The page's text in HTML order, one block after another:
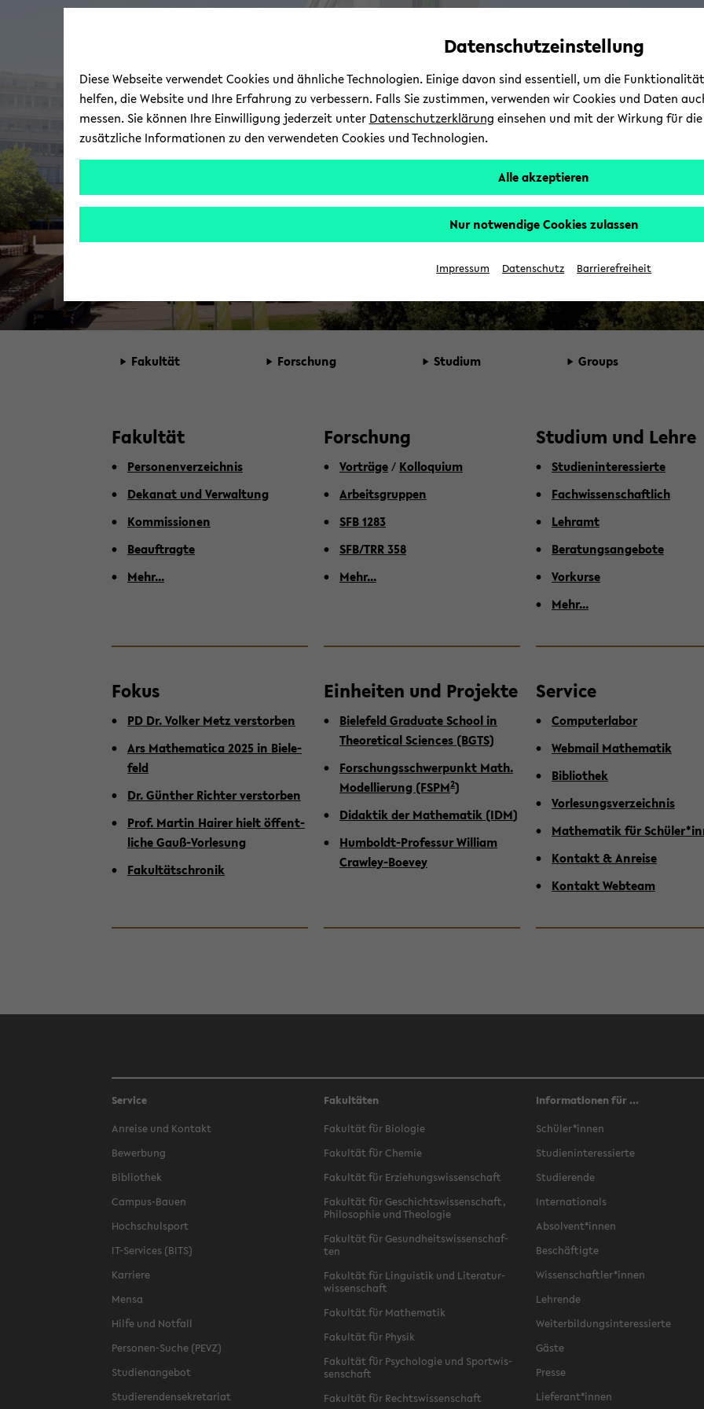
Automatische
vermeiden
zum
wechseln
zum
wechseln
zum
wechseln
Fa­kul­tät For­schung Stu­di­um Groups
Fa­kul­tät
Per­so­nen­ver­zeich­nis
De­ka­nat und Ver­wal­tung
Kom­mis­sio­nen
Be­auf­trag­te
Mehr...
For­schung
Vor­trä­ge/ Kol­lo­qui­um
Ar­beits­grup­pen
SFB 1283
SFB/TRR 358
Mehr...
Stu­di­um und Lehre
Stu­di­en­in­ter­es­sier­te
Fach­wis­sen­schaft­lich
Lehr­amt
Be­ra­tungs­an­ge­bo­te
Vor­kur­se
Mehr...
Fokus
PD Dr. Vol­ker Metz ver­stor­ben
Ars Ma­the­ma­ti­ca 2025 in Bie­le­
feld
Dr. Gün­ther Rich­ter ver­stor­ben
Prof. Mar­tin Hai­rer hielt öf­fent­
li­che Gauß-​Vorlesung
Fa­kul­täts­chro­nik
Ein­hei­ten und Pro­jek­te
Bie­le­feld Gra­dua­te School in
Theo­re­ti­cal Sci­en­ces (BGTS)
For­schungs­schwer­punkt Math.
Mo­del­lie­rung (FSPM2)
Di­dak­tik der Ma­the­ma­tik (IDM)
Humboldt-​Professur Wil­liam
Crawley-​Boevey
Ser­vice
Com­pu­ter­la­bor
Web­mail Ma­the­ma­tik
Bi­blio­thek
Vor­le­sungs­ver­zeich­nis
Ma­the­ma­tik für
Kon­takt & An­rei­se
Kon­takt Web­team
Service
An­rei­se und Kon­takt
Be­wer­bung
Bi­blio­thek
Campus-​Bauen
Hoch­schul­sport
IT-​Services (BITS)
Kar­rie­re
Mensa
Hilfe und Not­fall
Personen-​Suche (PEVZ)
Stu­di­en­an­ge­bot
Stu­die­ren­den­se­kre­ta­ri­at
Fakultäten
Fa­kul­tät für Bio­lo­gie
Fa­kul­tät für Che­mie
Fa­kul­tät für Er­zie­hungs­wis­sen­schaft
Fa­kul­tät für Ge­schichts­wis­sen­schaft,
Phi­lo­so­phie und Theo­lo­gie
Fa­kul­tät für Ge­sund­heits­wis­sen­schaf­
ten
Fa­kul­tät für Lin­gu­is­tik und Li­te­ra­tur­
wis­sen­schaft
Fa­kul­tät für Ma­the­ma­tik
Fa­kul­tät für Phy­sik
Fa­kul­tät für Psy­cho­lo­gie und Sport­wis­
sen­schaft
Fa­kul­tät für Rechts­wis­sen­schaft
Informationen für ...
Schü­ler*innen
Stu­di­en­in­ter­es­sier­te
Stu­die­ren­de
In­ter­na­tio­nals
Ab­sol­vent*innen
Be­schäf­tig­te
Wis­sen­schaft­ler*innen
Leh­ren­de
Wei­ter­bil­dungs­in­ter­es­sier­te
Gäste
Pres­se
Lie­fe­rant*innen
Datenschutzeinstellung
Diese Webseite verwendet Cookies und ähnliche Technologien. Einige davon sind essentiell, um die
helfen, die Website und Ihre Erfahrung zu verbessern. Falls Sie zustimmen, verwenden wir Cookies und Daten
messen. Sie können Ihre Einwilligung jederzeit unter Datenschutzerklärung einsehen und mit der Wirkung für
zusätzliche Informationen zu den verwendeten Cookies und Technologien.
Alle akzeptieren
Nur notwendige Cookies zulassen
Impressum Datenschutz Barrierefreiheit